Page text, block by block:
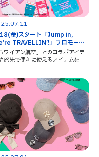
金)スタート「Jump in,
TRAVELLIN’!」プロモーシ
！
ハワイアン航空」とのコラボアイテ
旅先で便利に使えるアイテムをラ